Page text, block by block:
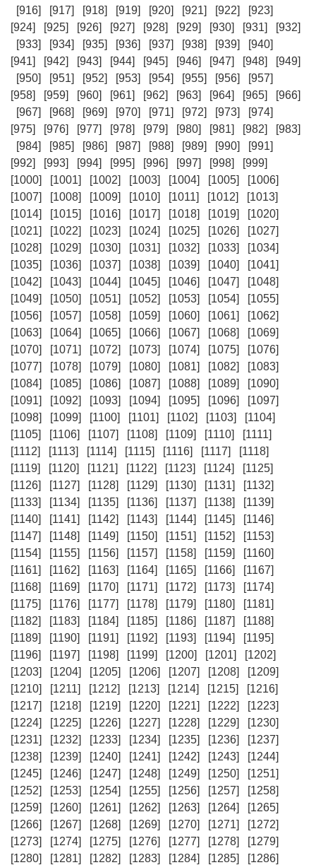
[916] [917] [918] [919] [920] [921] [922]
[923]
[924]
[925] [926] [927] [928] [929] [930] [931]
[932]
[933]
[934] [935] [936] [937] [938] [939]
[940]
[941]
[942] [943] [944] [945] [946] [947] [948]
[949]
[950]
[951] [952] [953] [954] [955] [956]
[957]
[958]
[959] [960] [961] [962] [963] [964] [965]
[966]
[967]
[968] [969] [970] [971] [972] [973]
[974]
[975]
[976] [977] [978] [979] [980] [981] [982]
[983]
[984]
[985] [986] [987] [988] [989] [990]
[991]
[992]
[993] [994] [995] [996] [997] [998]
[999]
[1000]
[1001] [1002] [1003] [1004] [1005]
[1006]
[1007]
[1008] [1009] [1010] [1011] [1012]
[1013]
[1014]
[1015] [1016] [1017] [1018] [1019]
[1020]
[1021]
[1022] [1023] [1024] [1025] [1026]
[1027]
[1028]
[1029] [1030] [1031] [1032] [1033]
[1034]
[1035]
[1036] [1037] [1038] [1039] [1040]
[1041]
[1042]
[1043] [1044] [1045] [1046] [1047]
[1048]
[1049]
[1050] [1051] [1052] [1053] [1054]
[1055]
[1056]
[1057] [1058] [1059] [1060] [1061]
[1062]
[1063]
[1064] [1065] [1066] [1067] [1068]
[1069]
[1070]
[1071] [1072] [1073] [1074] [1075]
[1076]
[1077]
[1078] [1079] [1080] [1081] [1082]
[1083]
[1084]
[1085] [1086] [1087] [1088] [1089]
[1090]
[1091]
[1092] [1093] [1094] [1095] [1096]
[1097]
[1098]
[1099] [1100] [1101] [1102] [1103]
[1104]
[1105]
[1106] [1107] [1108] [1109] [1110]
[1111]
[1112]
[1113] [1114] [1115] [1116] [1117]
[1118]
[1119]
[1120] [1121] [1122] [1123] [1124]
[1125]
[1126]
[1127] [1128] [1129] [1130] [1131]
[1132]
[1133]
[1134] [1135] [1136] [1137] [1138]
[1139]
[1140]
[1141] [1142] [1143] [1144] [1145]
[1146]
[1147]
[1148] [1149] [1150] [1151] [1152]
[1153]
[1154]
[1155] [1156] [1157] [1158] [1159]
[1160]
[1161]
[1162] [1163] [1164] [1165] [1166]
[1167]
[1168]
[1169] [1170] [1171] [1172] [1173]
[1174]
[1175]
[1176] [1177] [1178] [1179] [1180]
[1181]
[1182]
[1183] [1184] [1185] [1186] [1187]
[1188]
[1189]
[1190] [1191] [1192] [1193] [1194]
[1195]
[1196]
[1197] [1198] [1199] [1200] [1201]
[1202]
[1203]
[1204] [1205] [1206] [1207] [1208]
[1209]
[1210]
[1211] [1212] [1213] [1214] [1215]
[1216]
[1217]
[1218] [1219] [1220] [1221] [1222]
[1223]
[1224]
[1225] [1226] [1227] [1228] [1229]
[1230]
[1231]
[1232] [1233] [1234] [1235] [1236]
[1237]
[1238]
[1239] [1240] [1241] [1242] [1243]
[1244]
[1245]
[1246] [1247] [1248] [1249] [1250]
[1251]
[1252]
[1253] [1254] [1255] [1256] [1257]
[1258]
[1259]
[1260] [1261] [1262] [1263] [1264]
[1265]
[1266]
[1267] [1268] [1269] [1270] [1271]
[1272]
[1273]
[1274] [1275] [1276] [1277] [1278]
[1279]
[1280]
[1281] [1282] [1283] [1284] [1285]
[1286]